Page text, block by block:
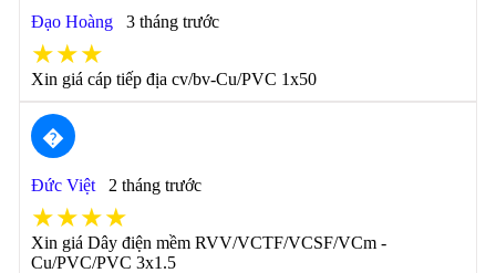
Đạo Hoàng 3 tháng trước
★★★
Xin giá cáp tiếp địa cv/bv-Cu/PVC 1x50
�
Đức Việt 2 tháng trước
★★★★
Xin giá Dây điện mềm RVV/VCTF/VCSF/VCm -
Cu/PVC/PVC 3x1.5